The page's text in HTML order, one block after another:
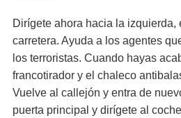
Dirígete ahora hacia la izquierda,
carretera. Ayuda a los agentes
los terroristas. Cuando hayas
francotirador y el chaleco
Vuelve al callejón y entra de
puerta principal y dirígete al